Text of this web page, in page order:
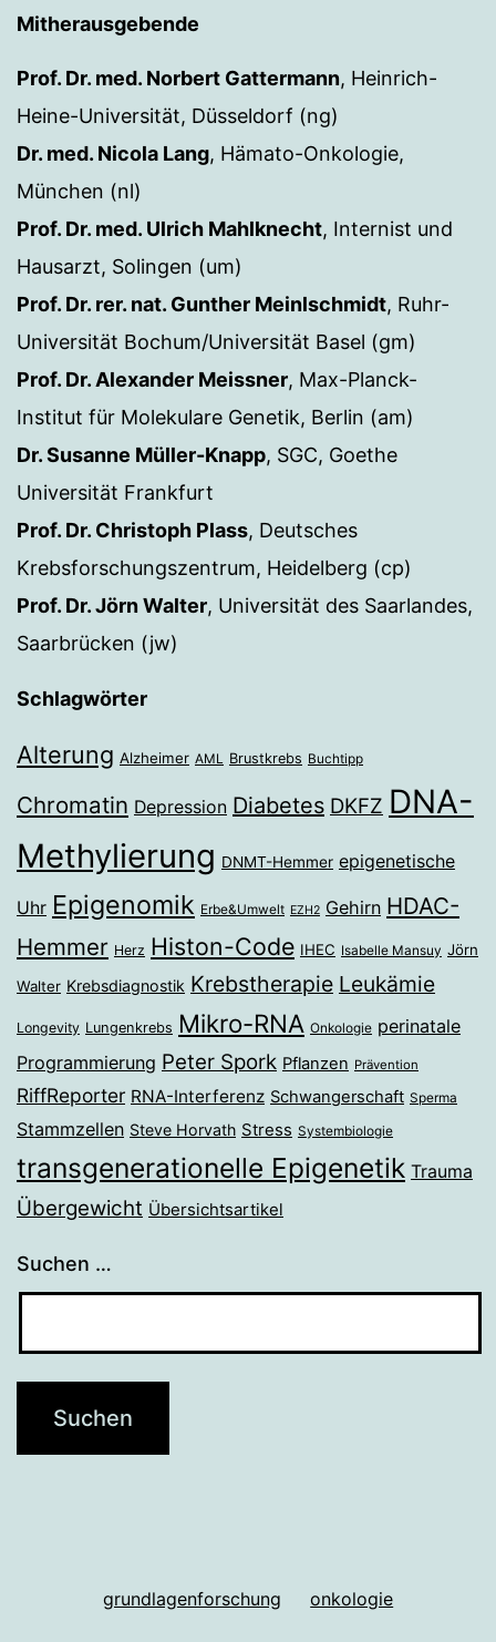
Mitherausgebende
Prof. Dr. med. Norbert Gattermann, Heinrich-
Heine-Universität, Düsseldorf (ng)
Dr. med. Nicola Lang, Hämato-Onkologie,
München (nl)
Prof. Dr. med. Ulrich Mahlknecht, Internist und
Hausarzt, Solingen (um)
Prof. Dr. rer. nat. Gunther Meinlschmidt, Ruhr-
Universität Bochum/Universität Basel (gm)
Prof. Dr. Alexander Meissner, Max-Planck-
Institut für Molekulare Genetik, Berlin (am)
Dr. Susanne Müller-Knapp, SGC, Goethe
Universität Frankfurt
Prof. Dr. Christoph Plass, Deutsches
Krebsforschungszentrum, Heidelberg (cp)
Prof. Dr. Jörn Walter, Universität des Saarlandes,
Saarbrücken (jw)
Schlagwörter
Alterung Alzheimer AML Brustkrebs Buchtipp
Chromatin Depression Diabetes DKFZ DNA-
Methylierung DNMT-Hemmer epigenetische
Uhr Epigenomik Erbe&Umwelt EZH2 Gehirn HDAC-
Hemmer Herz Histon-Code IHEC Isabelle Mansuy Jörn
Walter Krebsdiagnostik Krebstherapie Leukämie
Longevity Lungenkrebs Mikro-RNA Onkologie perinatale
Programmierung Peter Spork Pflanzen Prävention
RiffReporter RNA-Interferenz Schwangerschaft Sperma
Stammzellen Steve Horvath Stress Systembiologie
transgenerationelle Epigenetik Trauma
Übergewicht Übersichtsartikel
Suchen …
grundlagenforschung onkologie